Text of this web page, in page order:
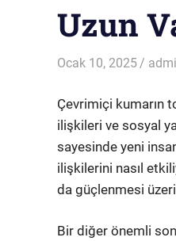
Uzun
Ocak 10, 2025
Çevrimiçi kumarın
ilişkileri ve sosyal
sayesinde yeni
ilişkilerini nasıl
da güçlenmesi
Bir diğer önemli